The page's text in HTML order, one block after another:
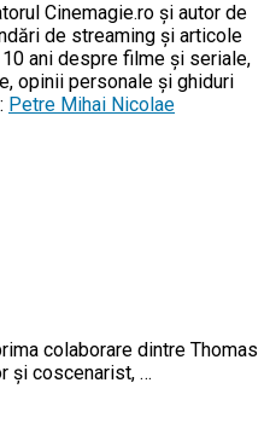
Cinemagie.ro și autor de
de streaming și articole
ani despre filme și seriale,
opinii personale și ghiduri
Petre Mihai Nicolae
colaborare dintre Thomas
și coscenarist, …